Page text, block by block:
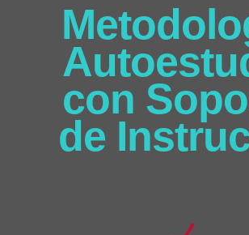
con
de